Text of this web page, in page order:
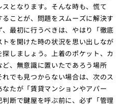
となります。そんな時も、慌て
ことが、問題をスムーズに解決す
最初に行うべきは、やはり「徹底
を開けた時の状況を思い出しなが
しましょう。上着のポケット、カ
、無意識に置いたであろう場所
でも見つからない場合は、次のス
たが「賃貸マンションやアパー
判断で鍵屋を呼ぶ前に、必ず「管理